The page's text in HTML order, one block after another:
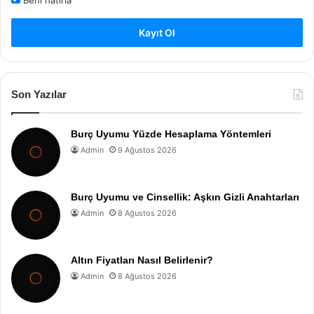
Kayıt Ol
Son Yazılar
Burç Uyumu Yüzde Hesaplama Yöntemleri
Admin 9 Ağustos 2026
Burç Uyumu ve Cinsellik: Aşkın Gizli Anahtarları
Admin 8 Ağustos 2026
Altın Fiyatları Nasıl Belirlenir?
Admin 8 Ağustos 2026